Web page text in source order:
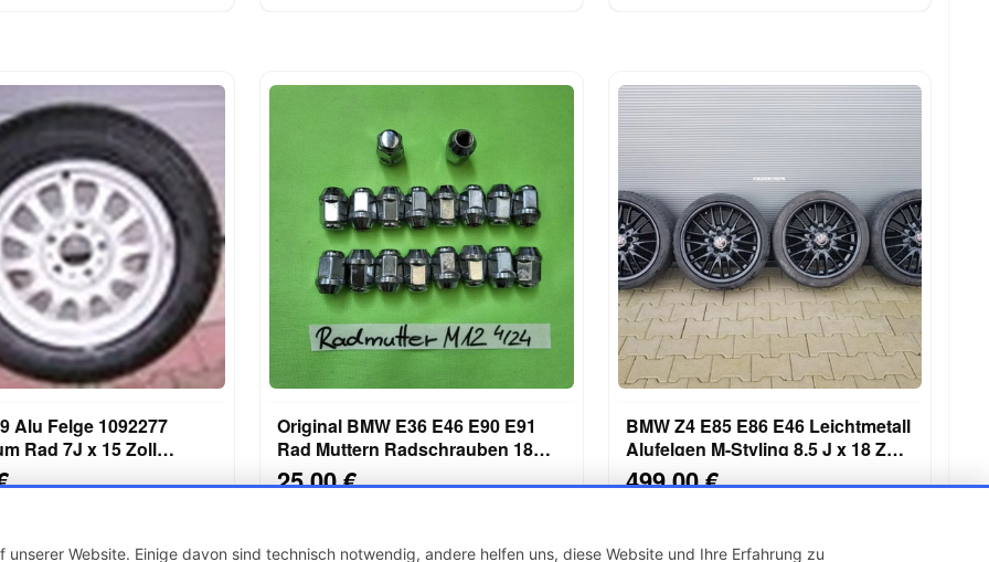
Website. Einige davon sind technisch notwendig, andere helfen uns, diese Website und Ihre Erfahrung zu
Alu Felge 1092277
Rad 7J x 15 Zoll
Reifen 225/60
Original BMW E36 E46 E90 E91
Rad Muttern Radschrauben 18
Stück M12
25,00 €
BMW Z4 E85 E86 E46 Leichtmetall
Alufelgen M-Styling 8,5 J x 18 Zoll
ABHOLUNG
499,00 €